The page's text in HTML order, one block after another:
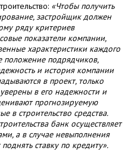
«Чтобы получить
застройщик должен
ряду критериев
показатели компании,
характеристики каждого
положение подрядчиков,
и история компании
в проект, только
в его надежности и
прогнозируемую
в строительство средства.
банк осуществляет
а в случае невыполнения
ставку по кредиту».